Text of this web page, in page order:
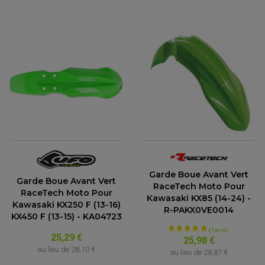
ACCESSOIRES QUAD
ACCESSOIRES ANODISES POUR QUAD
BOUCHON DE RÉSERVOIR QUAD
GUIDON QUAD
KIT POIGNÉE DE GAZ QUAD
POIGNÉE QUAD
PROTÈGE-MAINS
Garde Boue Avant Vert
RaceTech Moto Pour
Kawasaki KX250 F (13-16)
KX450 F (13-15) - KA04723
25,29 €
au lieu de 28,10 €
Garde Boue Avant Vert
RaceTech Moto Pour
Kawasaki KX85 (14-24) -
R-PAKX0VE0014
25,98 €
au lieu de 28,87 €